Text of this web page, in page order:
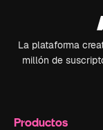
La plataforma
millón de
Productos